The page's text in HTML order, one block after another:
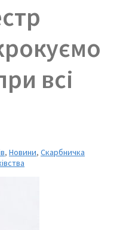
всі
, Новини, Скарбничка